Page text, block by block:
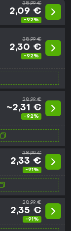
28,99 €
2,09 €
-92%
28,99 €
2,30 €
-92%
28,99 €
~2,31 €
-92%
28,99 €
2,33 €
-91%
28,99 €
2,35 €
-91%